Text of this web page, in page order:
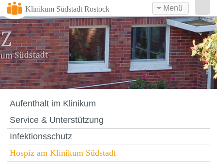
Klinikum Südstadt Rostock Menü
Aufenthalt im Klinikum
Service & Unterstützung
Infektionsschutz
Hospiz am Klinikum Südstadt